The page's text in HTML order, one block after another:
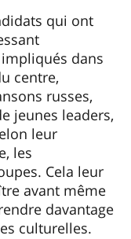
qui ont
dans
centre,
russes,
jeunes leaders,
leur
les
Cela leur
avant même
davantage
culturelles.